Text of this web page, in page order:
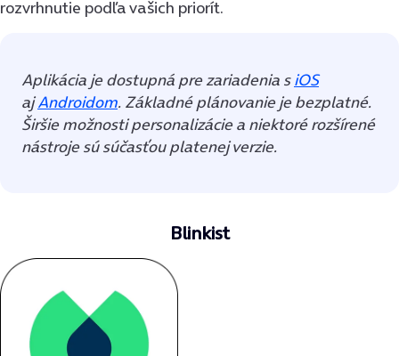
rozvrhnutie podľa vašich priorít.
Aplikácia je dostupná pre zariadenia siOS
ajAndroidom. Základné plánovanie je bezplatné.
Širšie možnosti personalizácie a niektoré rozšírené
nástroje sú súčasťou platenej verzie.
Blinkist